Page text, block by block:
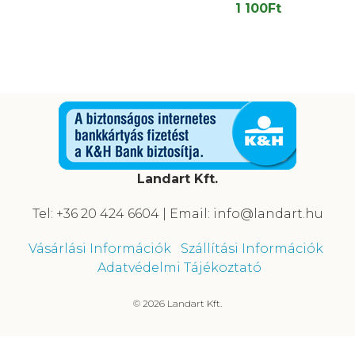
1 100Ft
Landart Kft.
Tel: +36 20 424 6604 | Email: info@landart.hu
Vásárlási Információk
Szállítási Információk
Adatvédelmi Tájékoztató
© 2026 Landart Kft.